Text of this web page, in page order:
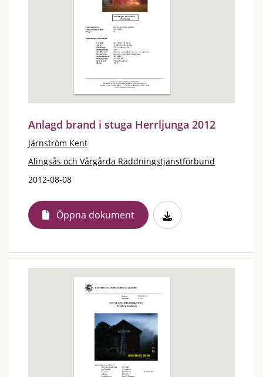
Anlagd brand i stuga Herrljunga 2012
Järnström Kent
Alingsås och Vårgårda Räddningstjänstförbund
2012-08-08
Öppna dokument